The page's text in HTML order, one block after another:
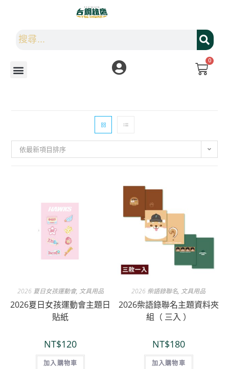
0
依最新項目排序
2026 夏日女孩運動會, 文具用品
2026夏日女孩運動會主題日
貼紙
NT$120
加入購物車
2026 柴語錄聯名, 文具用品
2026柴語錄聯名主題資料夾
組（ 三入 ）
NT$180
加入購物車